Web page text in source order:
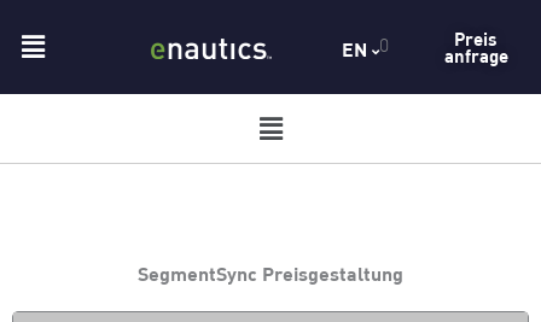
Inhalt
Menü EN 0 Preis
anfrage
Menü
SegmentSync Preisgestaltung